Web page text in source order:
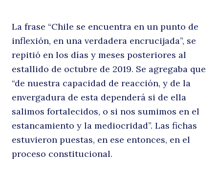
La frase “Chile se encuentra en un punto de
inflexión, en una verdadera encrucijada”, se
repitió en los días y meses posteriores al
estallido de octubre de 2019. Se agregaba que
“de nuestra capacidad de reacción, y de la
envergadura de esta dependerá si de ella
salimos fortalecidos, o si nos sumimos en el
estancamiento y la mediocridad”. Las fichas
estuvieron puestas, en ese entonces, en el
proceso constitucional.